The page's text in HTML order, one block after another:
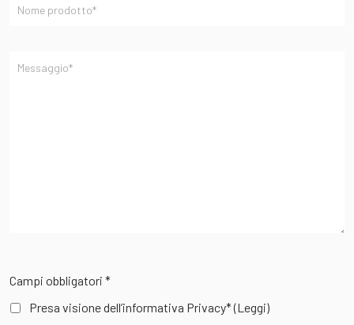
Campi obbligatori *
Presa visione dell’informativa Privacy*(Leggi)